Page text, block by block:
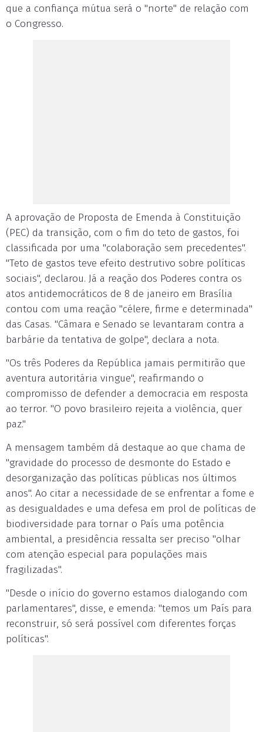
que a confiança mútua será o "norte" de relação com
o Congresso.
A aprovação de Proposta de Emenda à Constituição
(PEC) da transição, com o fim do teto de gastos, foi
classificada por uma "colaboração sem precedentes".
"Teto de gastos teve efeito destrutivo sobre políticas
sociais", declarou. Já a reação dos Poderes contra os
atos antidemocráticos de 8 de janeiro em Brasília
contou com uma reação "célere, firme e determinada"
das Casas. "Câmara e Senado se levantaram contra a
barbárie da tentativa de golpe", declara a nota.
"Os três Poderes da República jamais permitirão que
aventura autoritária vingue", reafirmando o
compromisso de defender a democracia em resposta
ao terror. "O povo brasileiro rejeita a violência, quer
paz."
A mensagem também dá destaque ao que chama de
"gravidade do processo de desmonte do Estado e
desorganização das políticas públicas nos últimos
anos". Ao citar a necessidade de se enfrentar a fome e
as desigualdades e uma defesa em prol de políticas de
biodiversidade para tornar o País uma potência
ambiental, a presidência ressalta ser preciso "olhar
com atenção especial para populações mais
fragilizadas".
"Desde o início do governo estamos dialogando com
parlamentares", disse, e emenda: "temos um País para
reconstruir, só será possível com diferentes forças
políticas".